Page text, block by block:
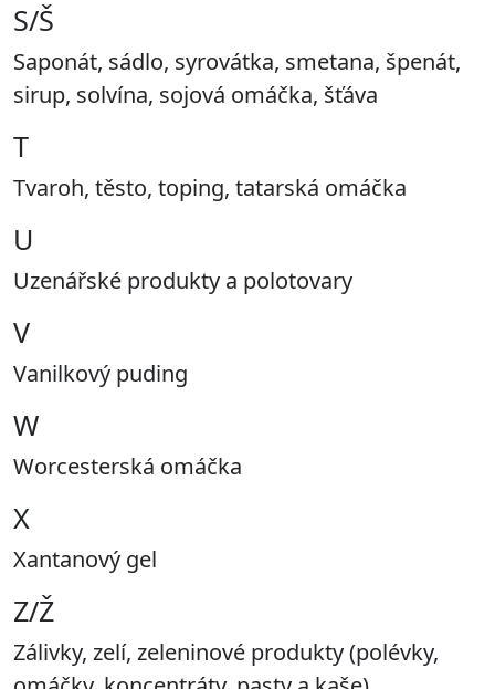
S/Š
Saponát, sádlo, syrovátka, smetana, špenát,
sirup, solvína, sojová omáčka, šťáva
T
Tvaroh, těsto, toping, tatarská omáčka
U
Uzenářské produkty a polotovary
V
Vanilkový puding
W
Worcesterská omáčka
X
Xantanový gel
Z/Ž
Zálivky, zelí, zeleninové produkty (polévky,